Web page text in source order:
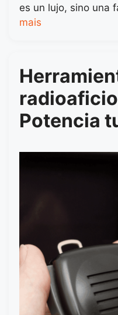
es un lujo, sino una
mais
Potencia